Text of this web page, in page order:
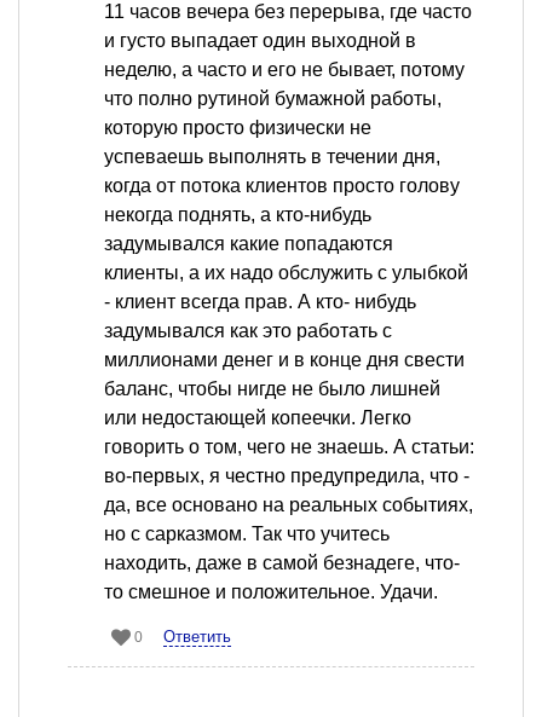
11 часов вечера без перерыва, где часто
и густо выпадает один выходной в
неделю, а часто и его не бывает, потому
что полно рутиной бумажной работы,
которую просто физически не
успеваешь выполнять в течении дня,
когда от потока клиентов просто голову
некогда поднять, а кто-нибудь
задумывался какие попадаются
клиенты, а их надо обслужить с улыбкой
- клиент всегда прав. А кто- нибудь
задумывался как это работать с
миллионами денег и в конце дня свести
баланс, чтобы нигде не было лишней
или недостающей копеечки. Легко
говорить о том, чего не знаешь. А статьи:
во-первых, я честно предупредила, что -
да, все основано на реальных событиях,
но с сарказмом. Так что учитесь
находить, даже в самой безнадеге, что-
то смешное и положительное. Удачи.
0 Ответить